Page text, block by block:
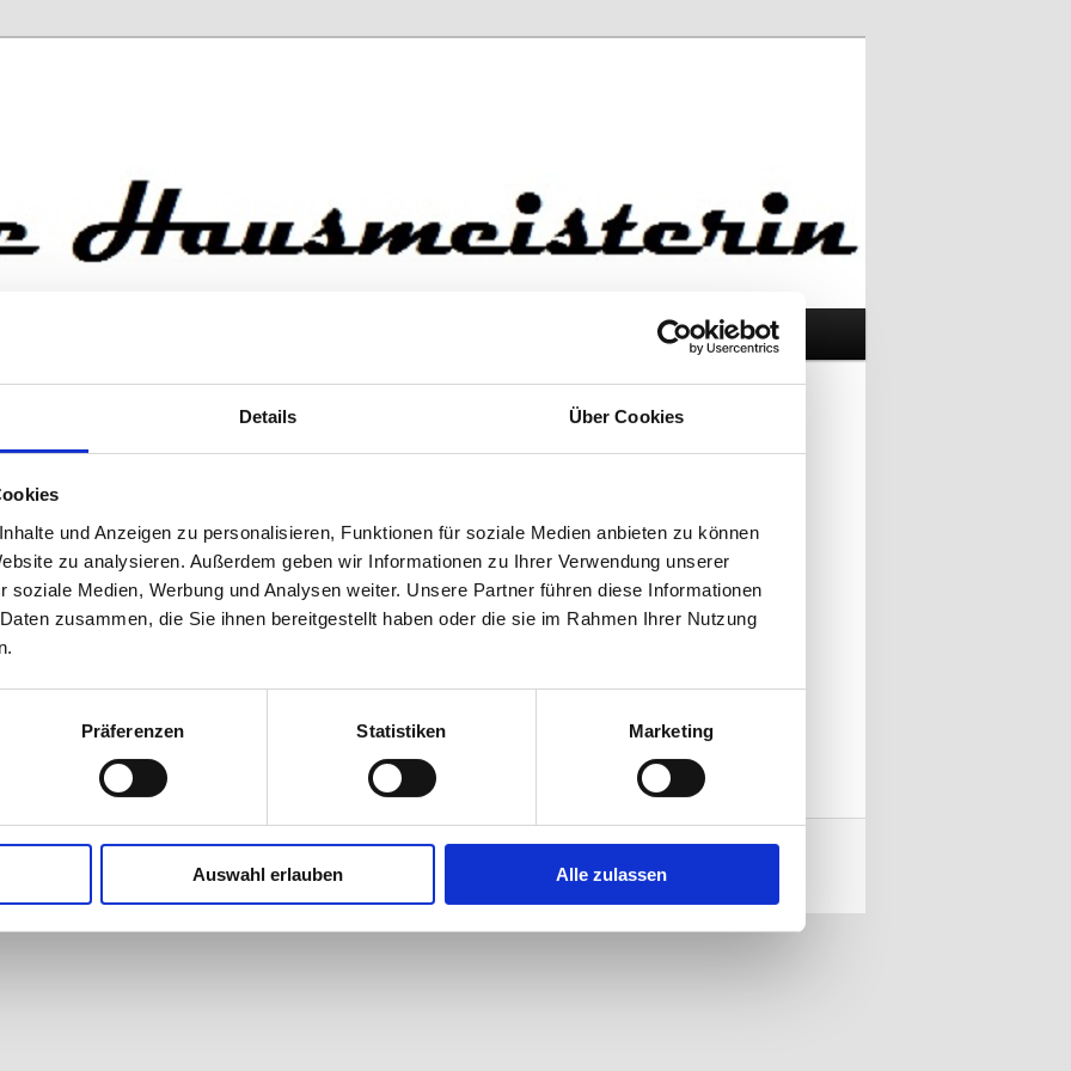
Details Über Cookies
und Anzeigen zu personalisieren, Funktionen für soziale Medien anbieten zu können
zu analysieren. Außerdem geben wir Informationen zu Ihrer Verwendung unserer
soziale Medien, Werbung und Analysen weiter. Unsere Partner führen diese Informationen
zusammen, die Sie ihnen bereitgestellt haben oder die sie im Rahmen Ihrer Nutzung
Präferenzen Statistiken Marketing
Auswahl erlauben Alle zulassen
Suchen
benötigen oder für ein paar Urlaubstage die geliebten
möchten.
Angebot und mein Unternehmen. Gerne lerne ich
und berate Sie!
ARCHIVE
Stolz präsentiert von WordPress